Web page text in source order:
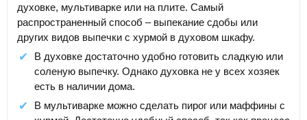
духовке, мультиварке или на плите. Самый
распространенный способ – выпекание сдобы или
других видов выпечки с хурмой в духовом шкафу.
В духовке достаточно удобно готовить сладкую или
соленую выпечку. Однако духовка не у всех хозяек
есть в наличии дома.
В мультиварке можно сделать пирог или маффины с